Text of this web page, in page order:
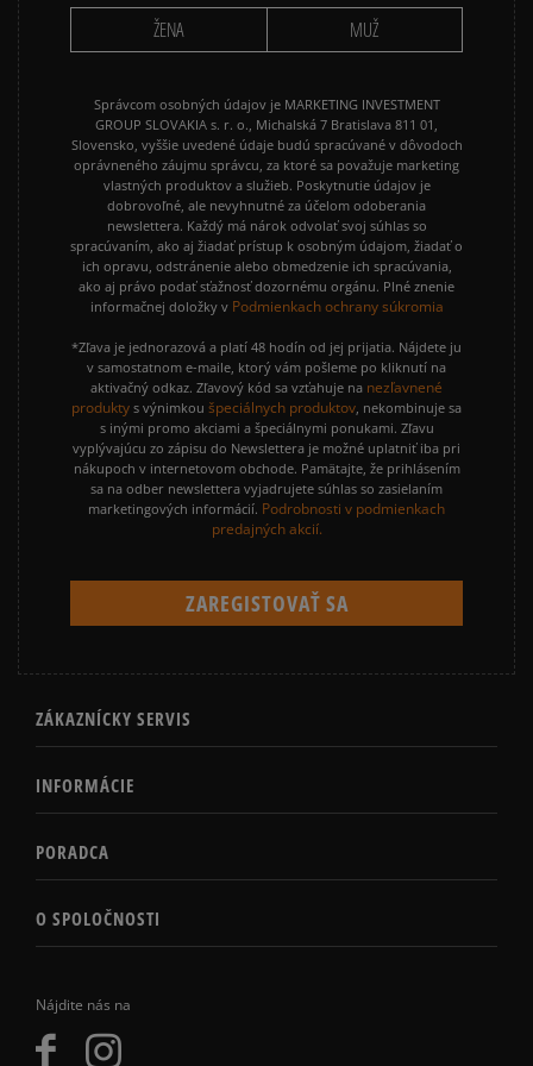
Nájdite nás na
ŽENA MUŽ
Správcom osobných údajov je MARKETING INVESTMENT
GROUP SLOVAKIA s. r. o., Michalská 7 Bratislava 811 01,
Slovensko, vyššie uvedené údaje budú spracúvané v dôvodoch
oprávneného záujmu správcu, za ktoré sa považuje marketing
vlastných produktov a služieb. Poskytnutie údajov je
dobrovoľné, ale nevyhnutné za účelom odoberania
newslettera. Každý má nárok odvolať svoj súhlas so
spracúvaním, ako aj žiadať prístup k osobným údajom, žiadať o
ich opravu, odstránenie alebo obmedzenie ich spracúvania,
ako aj právo podať sťažnosť dozornému orgánu. Plné znenie
informačnej doložky v Podmienkach ochrany súkromia
*Zľava je jednorazová a platí 48 hodín od jej prijatia. Nájdete ju
v samostatnom e-maile, ktorý vám pošleme po kliknutí na
aktivačný odkaz. Zľavový kód sa vzťahuje na nezľavnené
produkty s výnimkou špeciálnych produktov, nekombinuje sa
s inými promo akciami a špeciálnymi ponukami. Zľavu
vyplývajúcu zo zápisu do Newslettera je možné uplatniť iba pri
nákupoch v internetovom obchode. Pamätajte, že prihlásením
sa na odber newslettera vyjadrujete súhlas so zasielaním
marketingových informácií. Podrobnosti v podmienkach
predajných akcií.
ZÁKAZNÍCKY SERVIS
INFORMÁCIE
PORADCA
O SPOLOČNOSTI